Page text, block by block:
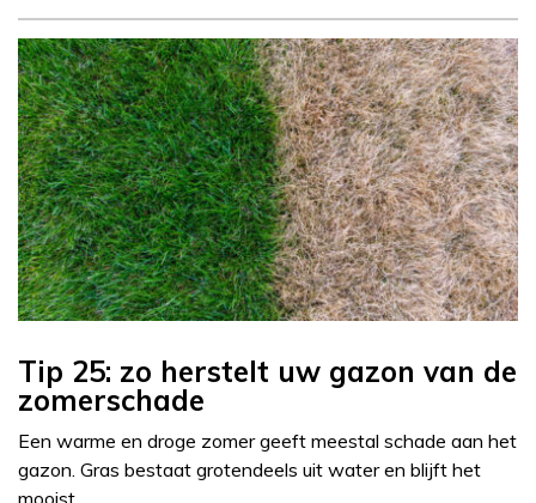
Tip 25: zo herstelt uw gazon van de
zomerschade
Een warme en droge zomer geeft meestal schade aan het
gazon. Gras bestaat grotendeels uit water en blijft het